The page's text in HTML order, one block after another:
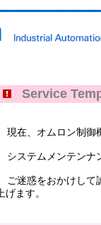
Service
現在、オムロン制御
システムメンテンナ
ご迷惑をおかけして
上げます。